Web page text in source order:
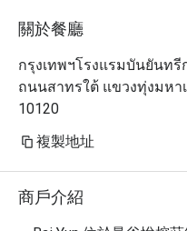
關於餐廳
กรุงเทพฯโรงแรมบันยันทรี
ถนนสาทรใต้ แขวงทุ่งมหา
10120
複製地址
商戶介紹